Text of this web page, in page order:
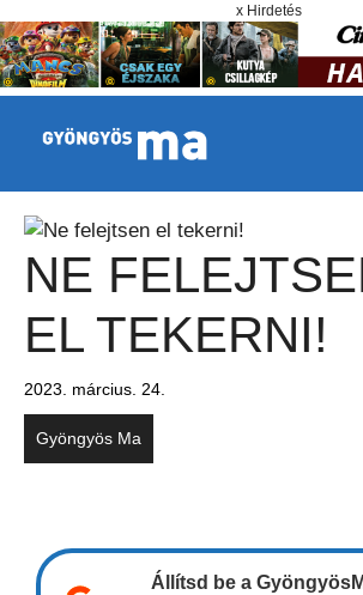
x Hirdetés
NE
EL TEKERNI!
2023. március. 24.
Gyöngyös Ma
Állítsd be a